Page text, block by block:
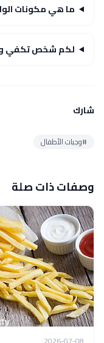
ما هي مكونات
لكم شخص تكفي
شارك
#وجبات الأطفال
وصفات ذات صلة